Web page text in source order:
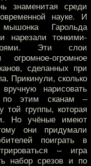
знаменитая среди
науке. И
Гарольда
нарезали тонкими-
Эти слои
огромное
сделанных при
Прикинули, сколько
нарисовать
по этим сканам –
той группы, которая
Но учёные имеют
они придумали
поиграть в
– игра
набор срезов и по